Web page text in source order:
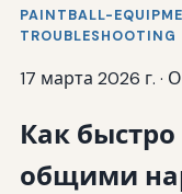
PAINTBALL-
TROUBLESHOOTING
17 марта 2026 г. ·
Как быстро
общими